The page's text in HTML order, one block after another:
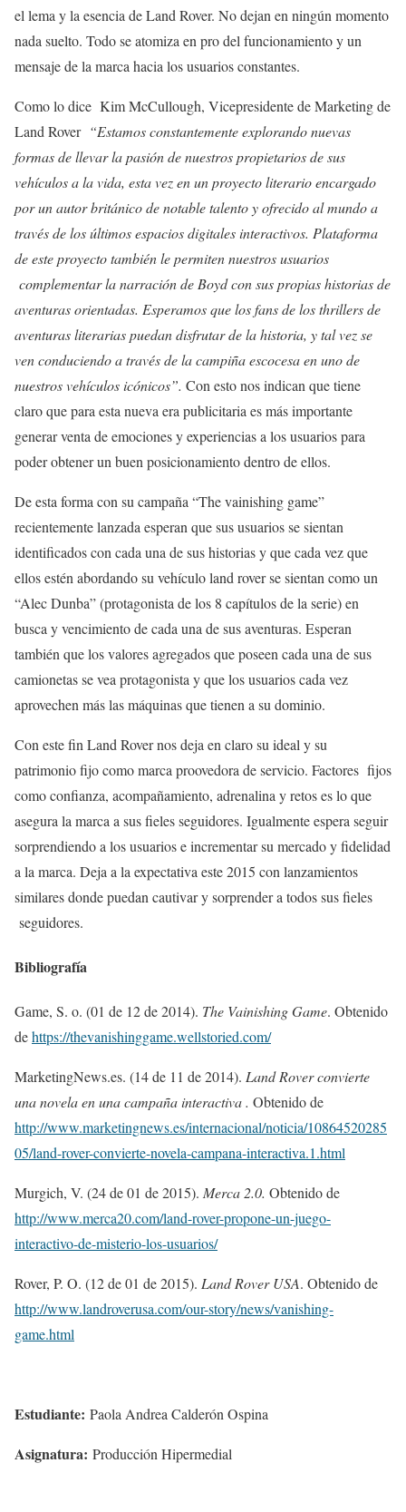
el lema y la esencia de Land Rover. No dejan en ningún momento
nada suelto. Todo se atomiza en pro del funcionamiento y un
mensaje de la marca hacia los usuarios constantes.
Como lo dice Kim McCullough, Vicepresidente de Marketing de
Land Rover “Estamos constantemente explorando nuevas
formas de llevar la pasión de nuestros propietarios de sus
vehículos a la vida, esta vez en un proyecto literario encargado
por un autor británico de notable talento y ofrecido al mundo a
través de los últimos espacios digitales interactivos. Plataforma
de este proyecto también le permiten nuestros usuarios
complementar la narración de Boyd con sus propias historias de
aventuras orientadas. Esperamos que los fans de los thrillers de
aventuras literarias puedan disfrutar de la historia, y tal vez se
ven conduciendo a través de la campiña escocesa en uno de
nuestros vehículos icónicos”. Con esto nos indican que tiene
claro que para esta nueva era publicitaria es más importante
generar venta de emociones y experiencias a los usuarios para
poder obtener un buen posicionamiento dentro de ellos.
De esta forma con su campaña “The vainishing game”
recientemente lanzada esperan que sus usuarios se sientan
identificados con cada una de sus historias y que cada vez que
ellos estén abordando su vehículo land rover se sientan como un
“Alec Dunba” (protagonista de los 8 capítulos de la serie) en
busca y vencimiento de cada una de sus aventuras. Esperan
también que los valores agregados que poseen cada una de sus
camionetas se vea protagonista y que los usuarios cada vez
aprovechen más las máquinas que tienen a su dominio.
Con este fin Land Rover nos deja en claro su ideal y su
patrimonio fijo como marca proovedora de servicio. Factores fijos
como confianza, acompañamiento, adrenalina y retos es lo que
asegura la marca a sus fieles seguidores. Igualmente espera seguir
sorprendiendo a los usuarios e incrementar su mercado y fidelidad
a la marca. Deja a la expectativa este 2015 con lanzamientos
similares donde puedan cautivar y sorprender a todos sus fieles
seguidores.
Bibliografía
Game, S. o. (01 de 12 de 2014). The Vainishing Game. Obtenido
dehttps://thevanishinggame.wellstoried.com/
MarketingNews.es. (14 de 11 de 2014). Land Rover convierte
una novela en una campaña interactiva . Obtenido de
http://www.marketingnews.es/internacional/noticia/10864520285
05/land-rover-convierte-novela-campana-interactiva.1.html
Murgich, V. (24 de 01 de 2015). Merca 2.0. Obtenido de
http://www.merca20.com/land-rover-propone-un-juego-
interactivo-de-misterio-los-usuarios/
Rover, P. O. (12 de 01 de 2015). Land Rover USA. Obtenido de
http://www.landroverusa.com/our-story/news/vanishing-
game.html
Estudiante: Paola Andrea Calderón Ospina
Asignatura: Producción Hipermedial